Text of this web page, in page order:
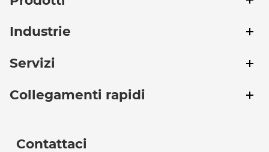
Industrie
Servizi
Collegamenti rapidi
Contattaci